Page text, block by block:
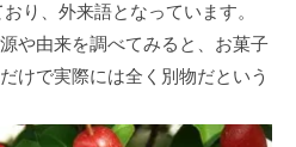
り、外来語となっています。
や由来を調べてみると、お菓子
けで実際には全く別物だという